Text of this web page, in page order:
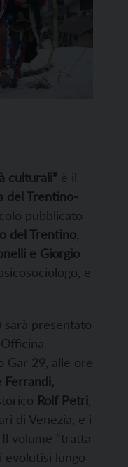
culturali” è il
del Trentino-
pubblicato
del Trentino
e Giorgio
psicosociologo, e
sarà presentato
Gar 29, alle ore
Ferrandi,
Rolf Petri
di Venezia, e i
volume “tratta
evolutisi lungo